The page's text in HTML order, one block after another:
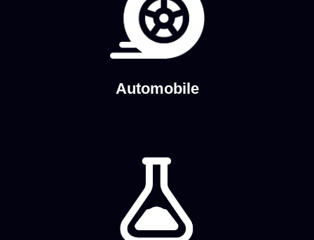
Automobile